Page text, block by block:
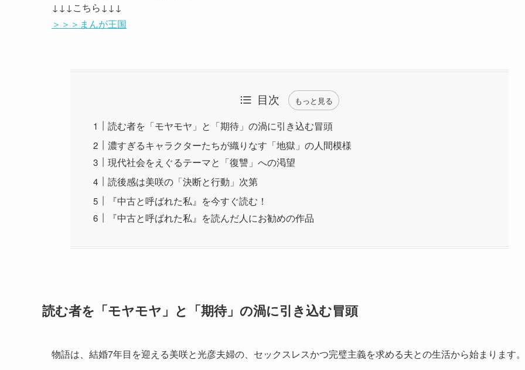
↓↓↓こちら↓↓↓
＞＞＞まんが王国
目次 もっと見る
読む者を「モヤモヤ」と「期待」の渦に引き込む冒頭
濃すぎるキャラクターたちが織りなす「地獄」の人間模様
現代社会をえぐるテーマと「復讐」への渇望
読後感は美咲の「決断と行動」次第
『中古と呼ばれた私』を今すぐ読む！
『中古と呼ばれた私』を読んだ人にお勧めの作品
読む者を「モヤモヤ」と「期待」の渦に引き込む冒頭
物語は、結婚7年目を迎える美咲と光彦夫婦の、セックスレスかつ完璧主義を求める夫との生活から始まります。